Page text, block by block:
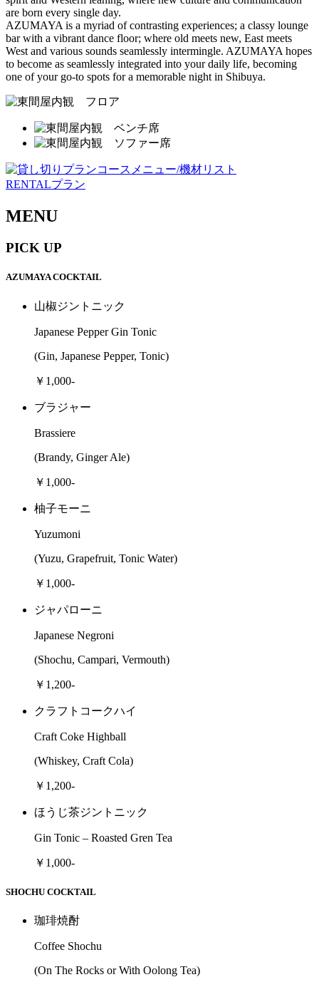
are born every single day.
AZUMAYA is a myriad of contrasting experiences; a classy lounge
bar with a vibrant dance floor; where old meets new, East meets
West and various sounds seamlessly intermingle. AZUMAYA hopes
to become as seamlessly integrated into your daily life, becoming
one of your go-to spots for a memorable night in Shibuya.
RENTALプラン
MENU
PICK UP
AZUMAYA COCKTAIL
山椒ジントニック
Japanese Pepper Gin Tonic
(Gin, Japanese Pepper, Tonic)
￥1,000-
ブラジャー
Brassiere
(Brandy, Ginger Ale)
￥1,000-
柚子モーニ
Yuzumoni
(Yuzu, Grapefruit, Tonic Water)
￥1,000-
ジャパローニ
Japanese Negroni
(Shochu, Campari, Vermouth)
￥1,200-
クラフトコークハイ
Craft Coke Highball
(Whiskey, Craft Cola)
￥1,200-
ほうじ茶ジントニック
Gin Tonic – Roasted Gren Tea
￥1,000-
SHOCHU COCKTAIL
珈琲焼酎
Coffee Shochu
(On The Rocks or With Oolong Tea)